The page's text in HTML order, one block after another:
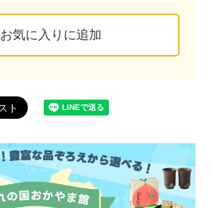
お気に入りに追加